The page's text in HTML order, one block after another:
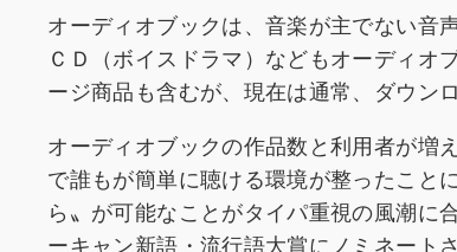
オーディオブックは、音楽が主でない音
ＣＤ（ボイスドラマ）などもオーディオ
ージ商品も含むが、現在は通常、ダウン
オーディオブックの作品数と利用者が増
で誰もが簡単に聴ける環境が整ったこと
ら〟が可能なことがタイパ重視の風潮に
ーキャン新語・流行語大賞にノミネート